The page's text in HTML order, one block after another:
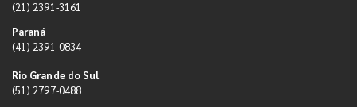
(21) 2391-3161
Paraná
(41) 2391-0834
Rio Grande do Sul
(51) 2797-0488